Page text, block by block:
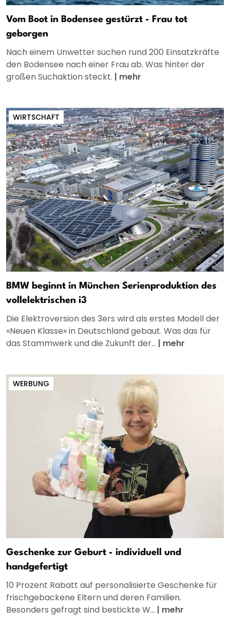
Vom Boot in Bodensee gestürzt - Frau tot
geborgen
Nach einem Unwetter suchen rund 200 Einsatzkräfte
den Bodensee nach einer Frau ab. Was hinter der
großen Suchaktion steckt. | mehr
WIRTSCHAFT
BMW beginnt in München Serienproduktion des
vollelektrischen i3
Die Elektroversion des 3ers wird als erstes Modell der
«Neuen Klasse» in Deutschland gebaut. Was das für
das Stammwerk und die Zukunft der... | mehr
WERBUNG
Geschenke zur Geburt - individuell und
handgefertigt
10 Prozent Rabatt auf personalisierte Geschenke für
frischgebackene Eltern und deren Familien.
Besonders gefragt sind bestickte W... | mehr